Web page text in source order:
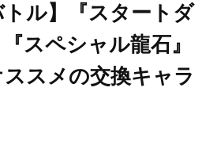
トル】『スタートダ
スペシャル龍石』
スメの交換キャラ